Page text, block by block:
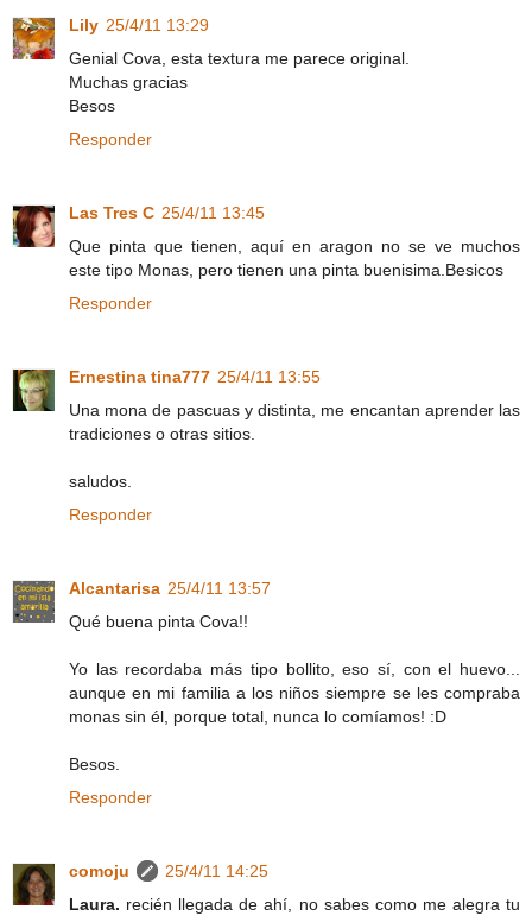
Lily 25/4/11 13:29
Genial Cova, esta textura me parece original.
Muchas gracias
Besos
Responder
Las Tres C 25/4/11 13:45
Que pinta que tienen, aquí en aragon no se ve muchos
este tipo Monas, pero tienen una pinta buenisima.Besicos
Responder
Ernestina tina777 25/4/11 13:55
Una mona de pascuas y distinta, me encantan aprender las
tradiciones o otras sitios.
saludos.
Responder
Alcantarisa 25/4/11 13:57
Qué buena pinta Cova!!
Yo las recordaba más tipo bollito, eso sí, con el huevo...
aunque en mi familia a los niños siempre se les compraba
monas sin él, porque total, nunca lo comíamos! :D
Besos.
Responder
comoju
25/4/11 14:25
Laura. recién llegada de ahí, no sabes como me alegra tu